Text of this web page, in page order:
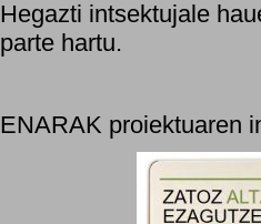
Hegazti intsektujale
parte hartu.
ENARAK proiektuaren